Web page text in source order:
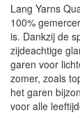
Lang Yarns
100%
is. Dankzij de
zijdeachtige
garen voor
zomer, zoals
het garen
voor alle